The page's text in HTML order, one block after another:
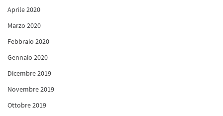
Aprile 2020
Marzo 2020
Febbraio 2020
Gennaio 2020
Dicembre 2019
Novembre 2019
Ottobre 2019